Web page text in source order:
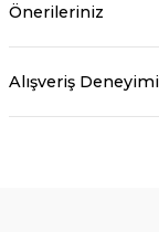
Önerileriniz
Alışveriş Deneyimi